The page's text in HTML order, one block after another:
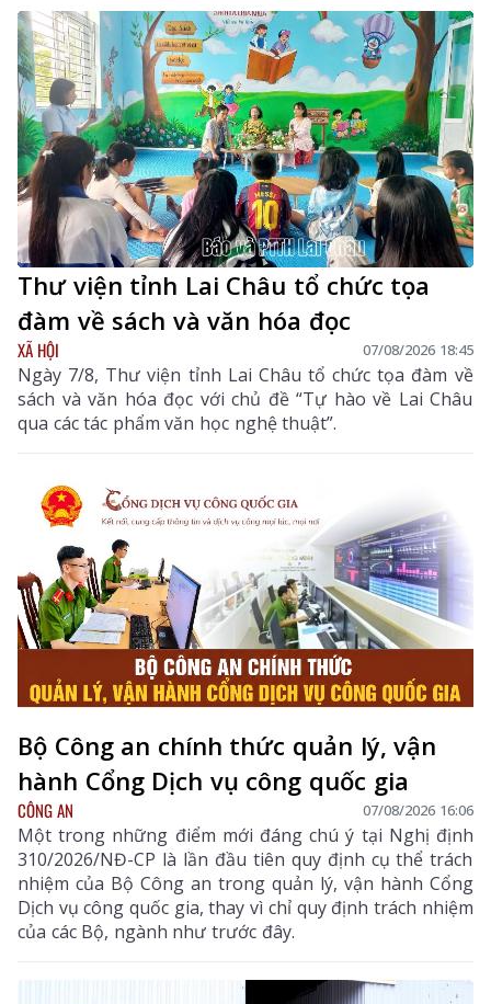
Thư viện tỉnh Lai Châu tổ chức tọa
đàm về sách và văn hóa đọc
XÃ HỘI 07/08/2026 18:45
Ngày 7/8, Thư viện tỉnh Lai Châu tổ chức tọa đàm về
sách và văn hóa đọc với chủ đề “Tự hào về Lai Châu
qua các tác phẩm văn học nghệ thuật”.
Bộ Công an chính thức quản lý, vận
hành Cổng Dịch vụ công quốc gia
CÔNG AN 07/08/2026 16:06
Một trong những điểm mới đáng chú ý tại Nghị định
310/2026/NĐ-CP là lần đầu tiên quy định cụ thể trách
nhiệm của Bộ Công an trong quản lý, vận hành Cổng
Dịch vụ công quốc gia, thay vì chỉ quy định trách nhiệm
của các Bộ, ngành như trước đây.